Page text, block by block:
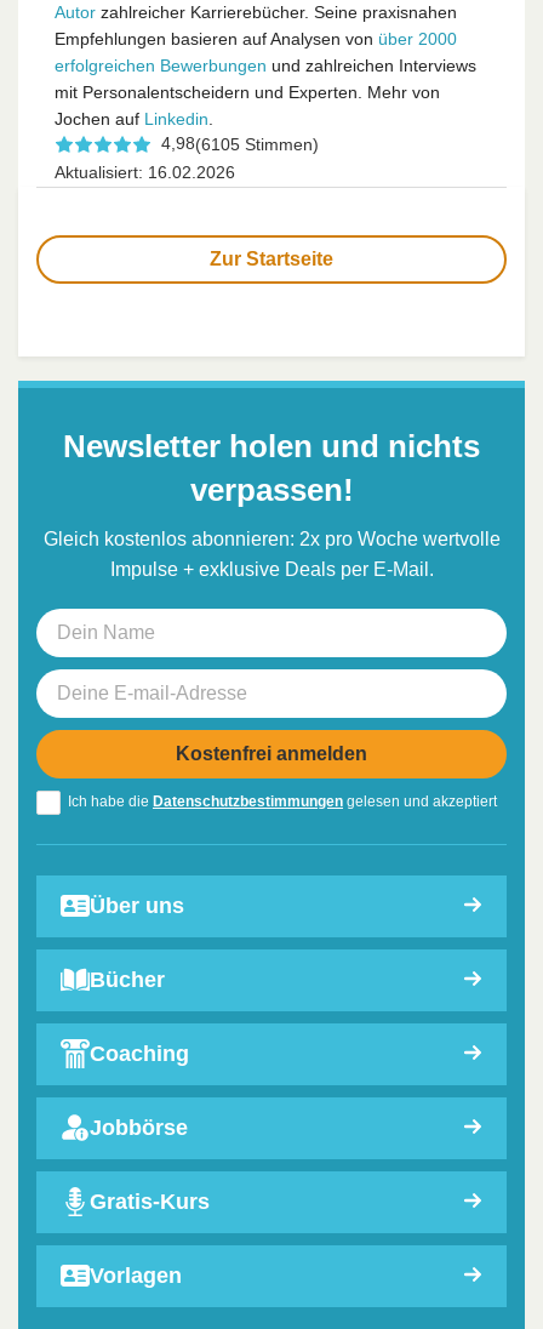
Autor zahlreicher Karrierebücher. Seine praxisnahen
Empfehlungen basieren auf Analysen von über 2000
erfolgreichen Bewerbungen und zahlreichen Interviews
mit Personalentscheidern und Experten. Mehr von
Jochen auf Linkedin
4,98(6105 Stimmen)
Aktualisiert: 16.02.2026
Zur Startseite
Newsletter holen und nichts
verpassen!
Gleich kostenlos abonnieren: 2x pro Woche wertvolle
Impulse + exklusive Deals per E-Mail.
Ich habe die Datenschutzbestimmungen gelesen und akzeptiert
Über uns
Bücher
Coaching
Jobbörse
Gratis-Kurs
Vorlagen